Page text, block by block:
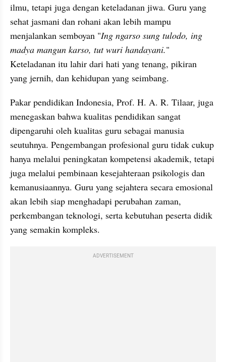
ilmu, tetapi juga dengan keteladanan jiwa. Guru yang
sehat jasmani dan rohani akan lebih mampu
menjalankan semboyan "Ing ngarso sung tulodo, ing
madya mangun karso, tut wuri handayani."
Keteladanan itu lahir dari hati yang tenang, pikiran
yang jernih, dan kehidupan yang seimbang.
Pakar pendidikan Indonesia, Prof. H. A. R. Tilaar, juga
menegaskan bahwa kualitas pendidikan sangat
dipengaruhi oleh kualitas guru sebagai manusia
seutuhnya. Pengembangan profesional guru tidak cukup
hanya melalui peningkatan kompetensi akademik, tetapi
juga melalui pembinaan kesejahteraan psikologis dan
kemanusiaannya. Guru yang sejahtera secara emosional
akan lebih siap menghadapi perubahan zaman,
perkembangan teknologi, serta kebutuhan peserta didik
yang semakin kompleks.
ADVERTISEMENT